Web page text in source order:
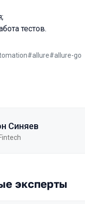
тестов.
#allure#allure-go
Синяев
эксперты